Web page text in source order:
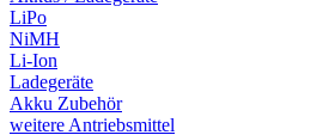
LiPo
NiMH
Li-Ion
Ladegeräte
Akku Zubehör
weitere Antriebsmittel